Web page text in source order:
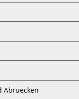
Abruecken